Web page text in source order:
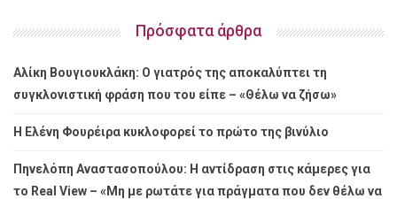
Πρόσφατα άρθρα
Αλίκη Βουγιουκλάκη: Ο γιατρός της αποκαλύπτει τη
συγκλονιστική φράση που του είπε – «Θέλω να ζήσω»
Η Ελένη Φουρέιρα κυκλοφορεί το πρώτο της βινύλιο
Πηνελόπη Αναστασοπούλου: Η αντίδραση στις κάμερες για
το Real View – «Μη με ρωτάτε για πράγματα που δεν θέλω να